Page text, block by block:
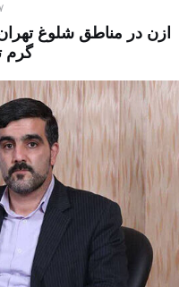
ازن در مناطق شلوغ
گرم